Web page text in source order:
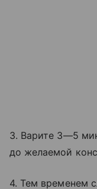
3. Варите 3—5
до желаемой
4. Тем временем